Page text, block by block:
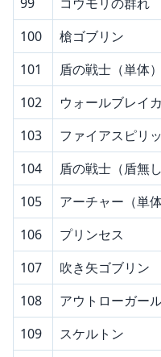
100
槍ゴブリン
101
盾の戦士（単体）
102
ウォールブレイ
103
ファイアスピリ
104
盾の戦士（盾無し
105
アーチャー（単体
106
プリンセス
107
吹き矢ゴブリン
108
アウトローガー
109
スケルトン